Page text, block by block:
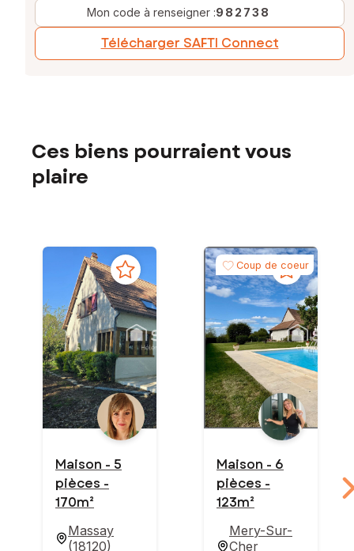
Mon code à renseigner :982738
Télécharger SAFTI Connect
Ces biens pourraient vous
plaire
Maison - 5
pièces -
170m²
Massay
(18120)
Coup de coeur
Maison - 6
pièces -
123m²
Mery-Sur-
Cher